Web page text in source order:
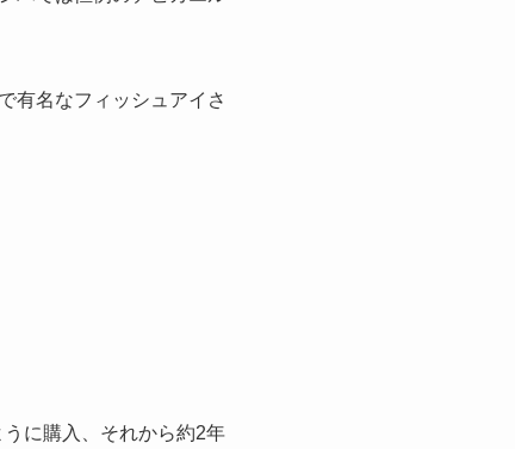
有名なフィッシュアイさ
に購入、それから約2年